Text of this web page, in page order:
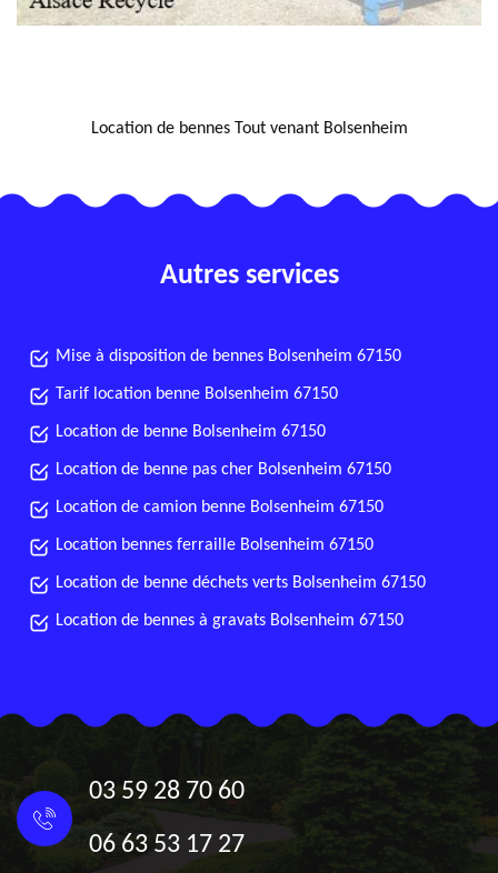
Location de bennes Tout venant Bolsenheim
Autres services
Mise à disposition de bennes Bolsenheim 67150
Tarif location benne Bolsenheim 67150
Location de benne Bolsenheim 67150
Location de benne pas cher Bolsenheim 67150
Location de camion benne Bolsenheim 67150
Location bennes ferraille Bolsenheim 67150
Location de benne déchets verts Bolsenheim 67150
Location de bennes à gravats Bolsenheim 67150
03 59 28 70 60
06 63 53 17 27